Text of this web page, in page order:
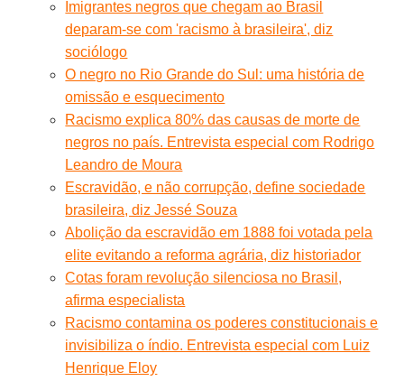
Imigrantes negros que chegam ao Brasil
deparam-se com 'racismo à brasileira', diz
sociólogo
O negro no Rio Grande do Sul: uma história de
omissão e esquecimento
Racismo explica 80% das causas de morte de
negros no país. Entrevista especial com Rodrigo
Leandro de Moura
Escravidão, e não corrupção, define sociedade
brasileira, diz Jessé Souza
Abolição da escravidão em 1888 foi votada pela
elite evitando a reforma agrária, diz historiador
Cotas foram revolução silenciosa no Brasil,
afirma especialista
Racismo contamina os poderes constitucionais e
invisibiliza o índio. Entrevista especial com Luiz
Henrique Eloy